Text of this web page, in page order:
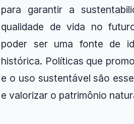
para garantir a
qualidade de vida no
poder ser uma fonte de
histórica. Políticas que
e o uso sustentável são
e valorizar o patrimônio